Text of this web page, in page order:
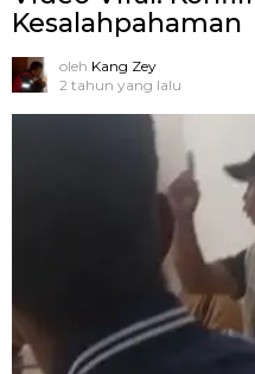
Kesalahpahaman
oleh Kang Zey
2 tahun yang lalu